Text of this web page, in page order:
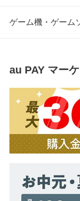
ゲーム機・ゲーム
au PAY マー